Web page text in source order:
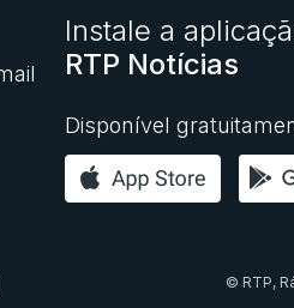
Instale a
RTP Notícias
Disponível
© RTP,